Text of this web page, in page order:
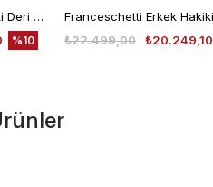
Franceschetti Erkek Hakiki Deri Kauçuk Taban Koyu Kahverengi Spor & Sneaker Ayakkabı
%10
₺20.249,10
₺22.499,00